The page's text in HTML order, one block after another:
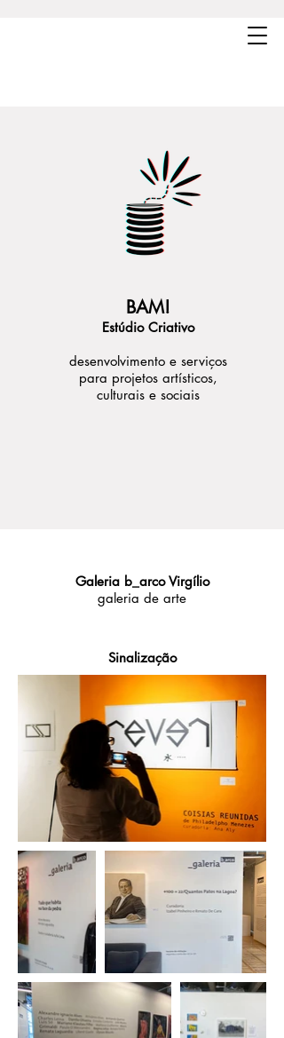
BAM!
Estúdio Criativo
desenvolvimento e serviços
para projetos artísticos,
culturais e sociais
Galeria b_arco Virgílio
galeria de arte
Sinalização